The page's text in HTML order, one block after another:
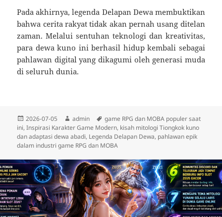
Pada akhirnya, legenda Delapan Dewa membuktikan
bahwa cerita rakyat tidak akan pernah usang ditelan
zaman. Melalui sentuhan teknologi dan kreativitas,
para dewa kuno ini berhasil hidup kembali sebagai
pahlawan digital yang dikagumi oleh generasi muda
di seluruh dunia.
Diposkan
pada
2026-07-05 Penulis
admin Tag
game RPG dan MOBA populer saat
ini,Inspirasi Karakter Game Modern, kisah mitologi Tiongkok kuno
dan adaptasi dewa abadi, Legenda Delapan Dewa, pahlawan epik
dalam industri game RPG dan MOBA